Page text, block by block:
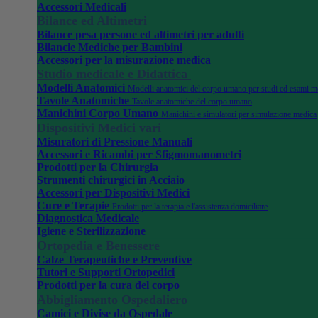
Accessori Medicali
Bilance ed Altimetri
Bilance pesa persone ed altimetri per adulti
Bilancie Mediche per Bambini
Accessori per la misurazione medica
Studio medicale e Didattica
Modelli Anatomici Modelli anatomici del corpo umano per studi ed esami
Tavole Anatomiche Tavole anatomiche del corpo umano
Manichini Corpo Umano Manichini e simulatori per simulazione medica
Dispositivi Medici vari
Misuratori di Pressione Manuali
Accessori e Ricambi per Sfigmomanometri
Prodotti per la Chirurgia
Strumenti chirurgici in Acciaio
Accessori per Dispositivi Medici
Cure e Terapie Prodotti per la terapia e l'assistenza domiciliare
Diagnostica Medicale
Igiene e Sterilizzazione
Ortopedia e Benessere
Calze Terapeutiche e Preventive
Tutori e Supporti Ortopedici
Prodotti per la cura del corpo
Abbigliamento Ospedaliero
Camici e Divise da Ospedale